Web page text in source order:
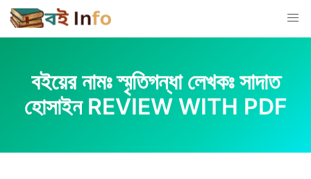
Skip
to
content
বইয়ের নামঃ স্মৃতিগন্ধা লেখকঃ সাদাত
হোসাইন REVIEW WITH PDF